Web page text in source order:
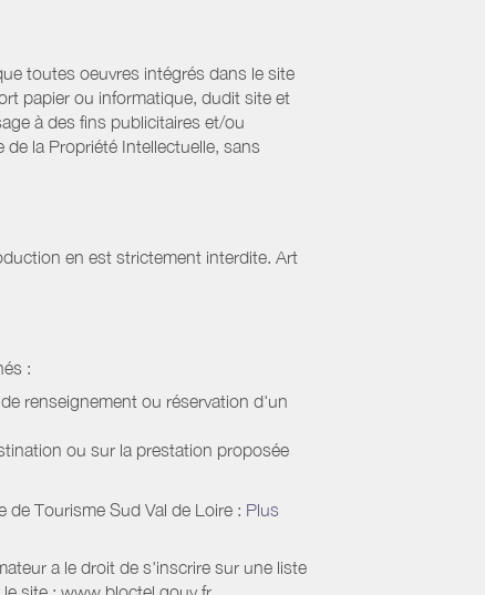
toutes oeuvres intégrés dans le site
papier ou informatique, dudit site et
à des fins publicitaires et/ou
la Propriété Intellectuelle, sans
en est strictement interdite. Art
:
renseignement ou réservation d'un
ou sur la prestation proposée
de Tourisme Sud Val de Loire : Plus
a le droit de s'inscrire sur une liste